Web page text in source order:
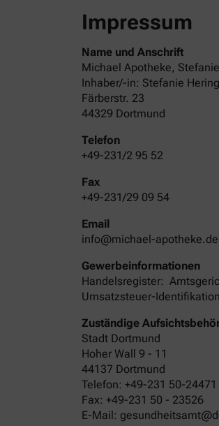
Impressum
Name und Anschrift
Michael Apotheke,
Inhaber/-in: Stefanie Hering
Färberstr. 23
44329 Dortmund
Telefon
+49-231/2 95 52
Fax
+49-231/29 09 54
Email
info@michael-apotheke.de
Gewerbeinformationen
Handelsregister:
Umsatzsteuer-
Zuständige
Stadt Dortmund
Hoher Wall 9 - 11
44137 Dortmund
Telefon: +49-231 50-24471
Fax: +49-231 50 - 23526
E-Mail: